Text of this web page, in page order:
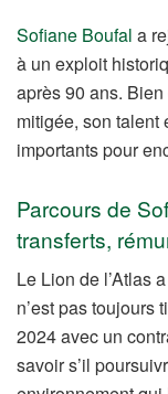
Sofiane Boufal a
à un exploit
après 90 ans.
mitigée, son talent
importants pour
Parcours de
transferts,
Le Lion de l’Atlas
n’est pas toujours
2024 avec un
savoir s’il